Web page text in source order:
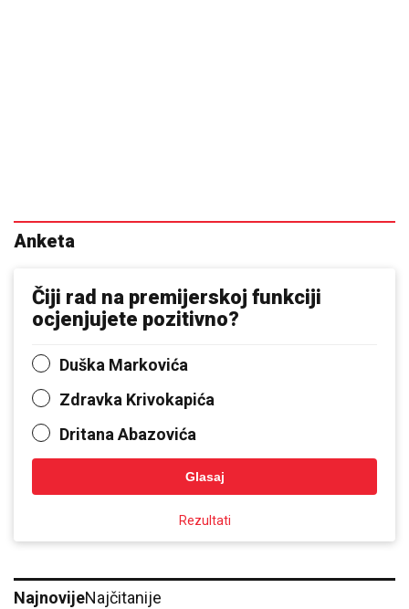
Anketa
Čiji rad na premijerskoj funkciji
ocjenjujete pozitivno?
Duška Markovića
Zdravka Krivokapića
Dritana Abazovića
Glasaj
Rezultati
NajnovijeNajčitanije